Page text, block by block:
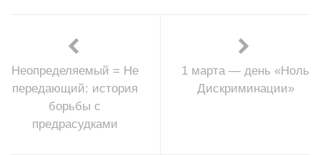
Неопределяемый = Не
передающий: история
борьбы с
предрасудками
1 марта — день «Ноль
Дискриминации»